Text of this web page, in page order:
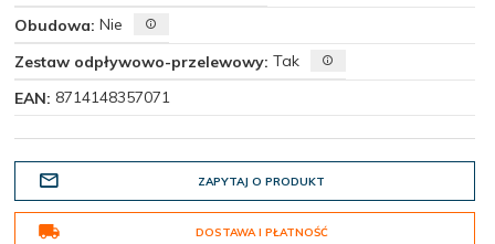
Obudowa: Nie
Zestaw odpływowo-przelewowy: Tak
EAN: 8714148357071
ZAPYTAJ O PRODUKT
DOSTAWA I PŁATNOŚĆ